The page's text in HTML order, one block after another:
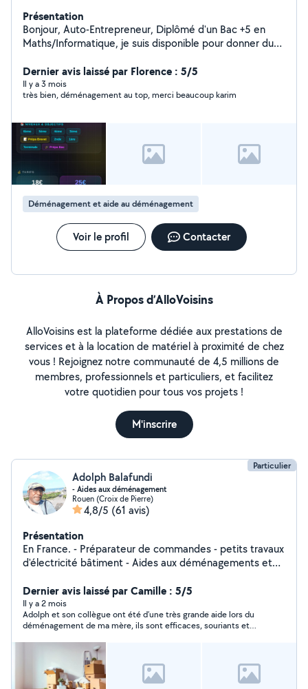
Présentation
Bonjour, Auto-Entrepreneur, Diplômé d'un Bac +5 en
Maths/Informatique, je suis disponible pour donner du
préparer leur examen. Ma femme également disponible
pour faire du babysitting à notre domicile
Dernier avis laissé par Florence : 5/5
Il y a 3 mois
très bien, déménagement au top, merci beaucoup karim
Déménagement et aide au déménagement
Voir le profil Contacter
À Propos d’AlloVoisins
AlloVoisins est la plateforme dédiée aux prestations de
services et à la location de matériel à proximité de chez
vous ! Rejoignez notre communauté de 4,5 millions de
membres, professionnels et particuliers, et facilitez
votre quotidien pour tous vos projets !
M'inscrire
Particulier
Adolph Balafundi
- Aides aux déménagement
Rouen (Croix de Pierre)
4,8/5 (61 avis)
Présentation
En France. - Préparateur de commandes - petits travaux
d'électricité bâtiment - Aides aux déménagements et
Dernier avis laissé par Camille : 5/5
Il y a 2 mois
Adolph et son collègue ont été d’une très grande aide lors du
déménagement de ma mère, ils sont efficaces, souriants et